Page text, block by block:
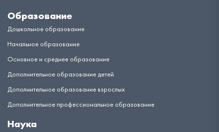
Образование
Дошкольное образование
Начальное образование
Основное и среднее образование
Дополнительное образование детей
Дополнительное образование взрослых
Дополнительное профессиональное образование
Наука